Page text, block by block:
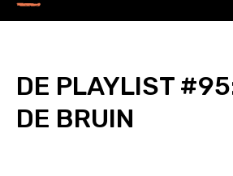
DE PLAYLIST
DE BRUIN